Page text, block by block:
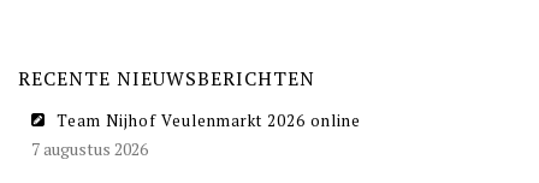
NIEUWS
TEAM NIJHOF MARKET
RECENTE NIEUWSBERICHTEN
Team Nijhof Veulenmarkt 2026 online
7 augustus 2026